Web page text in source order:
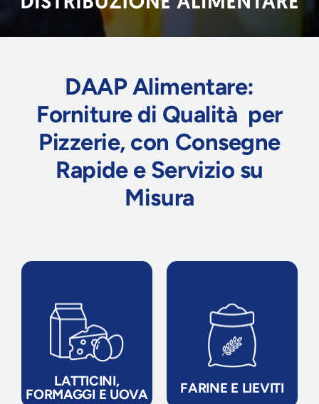
DAAP Alimentare:
Forniture di Qualità per
Pizzerie, con Consegne
Rapide e Servizio su
Misura
LATTICINI,
FORMAGGI E UOVA
FARINE E LIEVITI